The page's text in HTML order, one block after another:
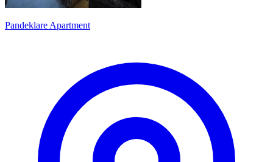
Pandeklare Apartment